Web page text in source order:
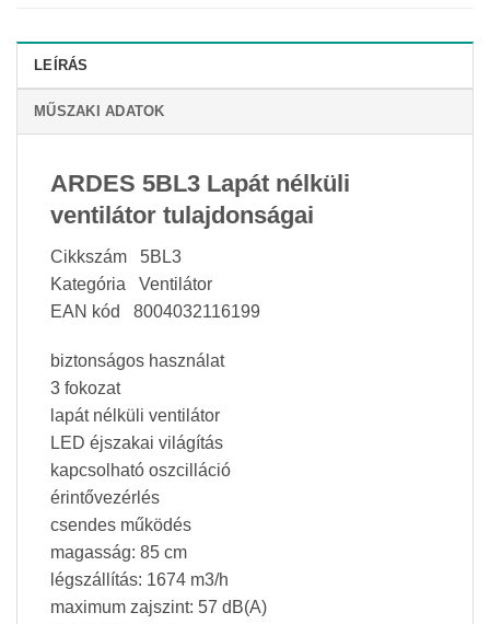
LEÍRÁS
MŰSZAKI ADATOK
ARDES 5BL3 Lapát nélküli
ventilátor tulajdonságai
Cikkszám 5BL3
Kategória Ventilátor
EAN kód 8004032116199
biztonságos használat
3 fokozat
lapát nélküli ventilátor
LED éjszakai világítás
kapcsolható oszcilláció
érintővezérlés
csendes működés
magasság: 85 cm
légszállítás: 1674 m3/h
maximum zajszint: 57 dB(A)